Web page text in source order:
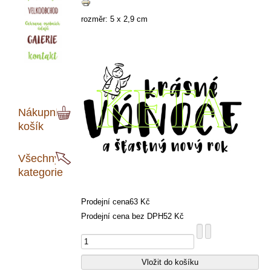
Nákupní
košík
Všechny
kategorie
rozměr: 5 x 2,9 cm
Prodejní cena63 Kč
Prodejní cena bez DPH52 Kč